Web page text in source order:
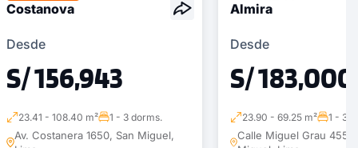
Costanova
Desde
S/ 156,943
23.41 - 108.40 m² 1 - 3 dorms.
Av. Costanera 1650, San Miguel,
Almira
Desde
S/ 183,000
23.90 - 69.25 m² 1 - 3
Calle Miguel Grau 455 ,